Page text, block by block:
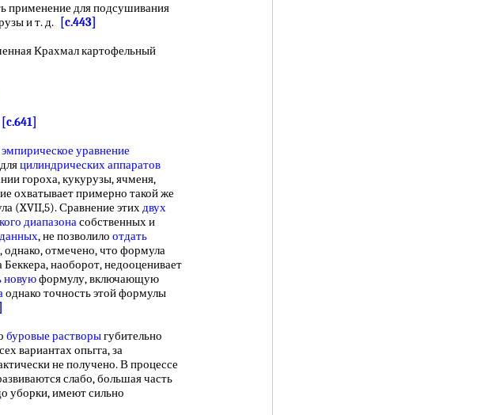
для подсушивания
и т. д.
[c.443]
Крахмал картофельный
[c.641]
эмпирическое уравнение
цилиндрических аппаратов
гороха, кукурузы, ячменя,
охватывает примерно такой же
(XVII,5). Сравнение этихдвух
диапазонасобственных и
, не позволило отдать
отмечено, что формула
наоборот, недооценивает
новуюформулу, включающую
однако точность этой формулы
буровые растворыгубительно
вариантах опьгга, за
не получено. В процессе
слабо, большая часть
уборки, имеют сильно